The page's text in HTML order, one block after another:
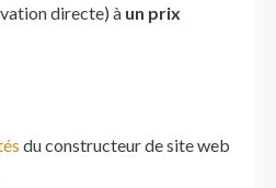
directe) à un prix
du constructeur de site web